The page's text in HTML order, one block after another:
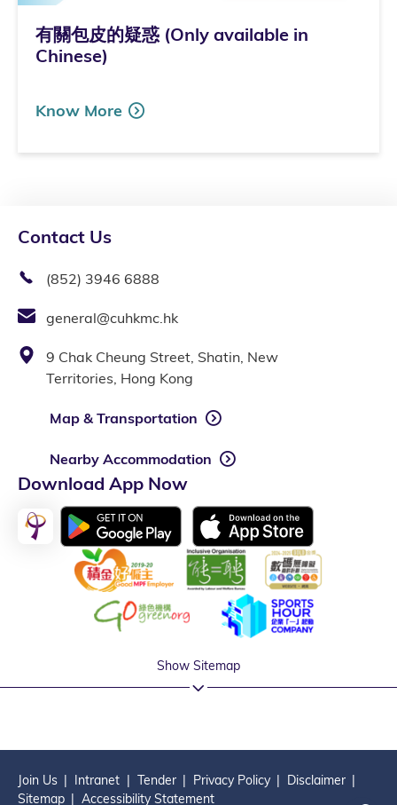
有關包皮的疑惑 (Only available in
Chinese)
Know More
Contact Us
(852) 3946 6888
general@cuhkmc.hk
9 Chak Cheung Street, Shatin, New
Territories, Hong Kong
Map & Transportation
Nearby Accommodation
Download App Now
Show Sitemap
Join Us Intranet Tender Privacy Policy
Disclaimer
Sitemap
Accessibility Statement